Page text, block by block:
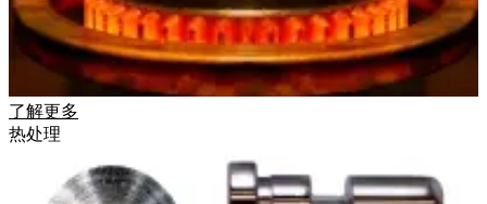
了解更多
热处理